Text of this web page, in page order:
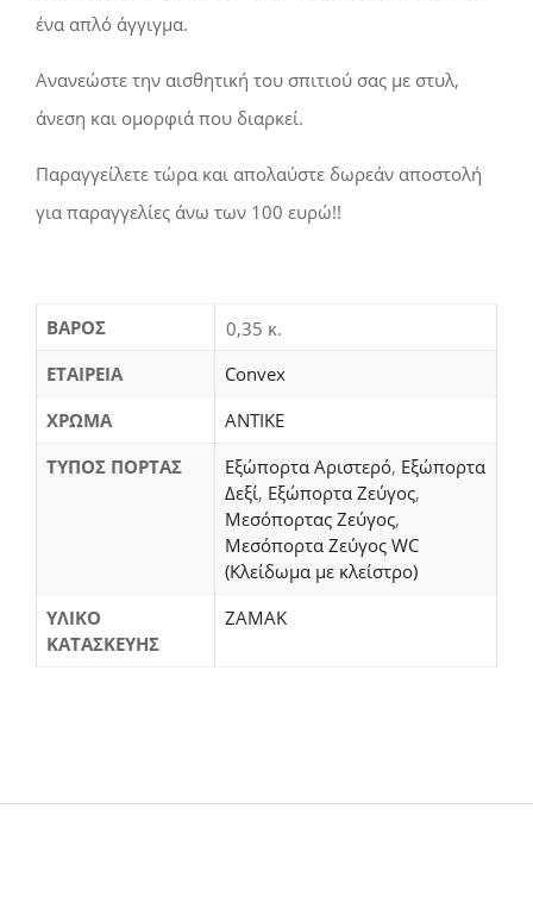
ένα απλό άγγιγμα.
Ανανεώστε την αισθητική του σπιτιού σας με στυλ,
άνεση και ομορφιά που διαρκεί.
Παραγγείλετε τώρα και απολαύστε δωρεάν αποστολή
για παραγγελίες άνω των 100 ευρώ!!
ΒΆΡΟΣ
0,35 κ.
ΕΤΑΙΡΕΙΑ
Convex
ΧΡΩΜΑ
ΑΝΤΙΚΕ
ΤΥΠΟΣ ΠΟΡΤΑΣ
Εξώπορτα Αριστερό, Εξώπορτα
Δεξί, Εξώπορτα Ζεύγος,
Μεσόπορτας Ζεύγος,
Μεσόπορτα Ζεύγος WC
(Κλείδωμα με κλείστρο)
ΥΛΙΚΟ
ΚΑΤΑΣΚΕΥΗΣ
ΖΑΜΑΚ